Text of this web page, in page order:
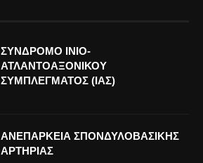
ΣΥΝΔΡΟΜΟ ΙΝΙΟ-
ΑΤΛΑΝΤΟΑΞΟΝΙΚΟΥ
ΣΥΜΠΛΕΓΜΑΤΟΣ (ΙΑΣ)
ΑΝΕΠΑΡΚΕΙΑ ΣΠΟΝΔΥΛΟΒΑΣΙΚΗΣ
ΑΡΤΗΡΙΑΣ